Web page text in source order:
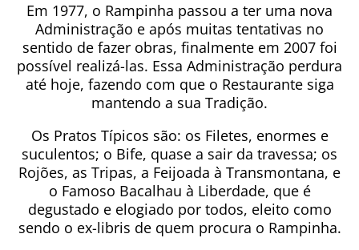
Em 1977, o Rampinha passou a ter uma nova
Administração e após muitas tentativas no
sentido de fazer obras, finalmente em 2007 foi
possível realizá-las. Essa Administração perdura
até hoje, fazendo com que o Restaurante siga
mantendo a sua Tradição.
Os Pratos Típicos são: os Filetes, enormes e
suculentos; o Bife, quase a sair da travessa; os
Rojões, as Tripas, a Feijoada à Transmontana, e
o Famoso Bacalhau à Liberdade, que é
degustado e elogiado por todos, eleito como
sendo o ex-libris de quem procura o Rampinha.